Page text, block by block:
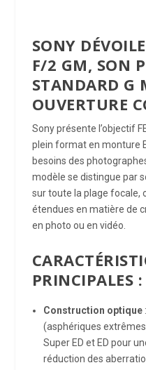
SONY
F/2 GM, SON
STANDARD G
OUVERTURE
Sony présente l’objectif
plein format en monture
besoins des
modèle se distingue par
sur toute la plage focale,
étendues en matière de
en photo ou en vidéo.
PRINCIPALES :
Construction optique
(asphériques
Super ED et ED pour
réduction des